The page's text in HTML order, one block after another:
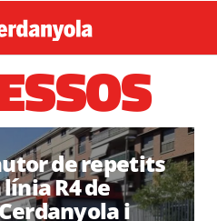
de repetits
R4 de
i